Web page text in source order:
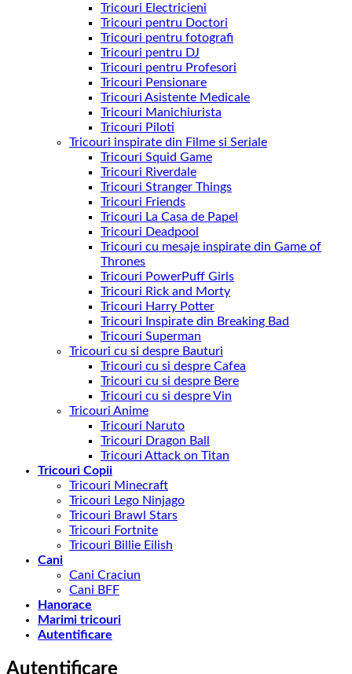
Tricouri Electricieni
Tricouri pentru Doctori
Tricouri pentru fotografi
Tricouri pentru DJ
Tricouri pentru Profesori
Tricouri Pensionare
Tricouri Asistente Medicale
Tricouri Manichiurista
Tricouri Piloti
Tricouri inspirate din Filme si Seriale
Tricouri Squid Game
Tricouri Riverdale
Tricouri Stranger Things
Tricouri Friends
Tricouri La Casa de Papel
Tricouri Deadpool
Tricouri cu mesaje inspirate din Game of
Thrones
Tricouri PowerPuff Girls
Tricouri Rick and Morty
Tricouri Harry Potter
Tricouri Inspirate din Breaking Bad
Tricouri Superman
Tricouri cu si despre Bauturi
Tricouri cu si despre Cafea
Tricouri cu si despre Bere
Tricouri cu si despre Vin
Tricouri Anime
Tricouri Naruto
Tricouri Dragon Ball
Tricouri Attack on Titan
Tricouri Copii
Tricouri Minecraft
Tricouri Lego Ninjago
Tricouri Brawl Stars
Tricouri Fortnite
Tricouri Billie Eilish
Cani
Cani Craciun
Cani BFF
Hanorace
Marimi tricouri
Autentificare
Autentificare